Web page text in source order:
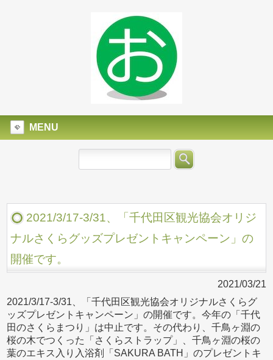
MENU
2021/3/17-3/31、「千代田区観光協会オリジ
ナルさくらグッズプレゼントキャンペーン」の
開催です。
2021/03/21
2021/3/17-3/31、「千代田区観光協会オリジナルさくらグ
ッズプレゼントキャンペーン」の開催です。今年の「千代
田のさくらまつり」は中止です。その代わり、千鳥ヶ淵の
桜の木でつくった「さくらストラップ」、千鳥ヶ淵の桜の
葉のエキス入り入浴剤「SAKURA BATH」のプレゼントキ